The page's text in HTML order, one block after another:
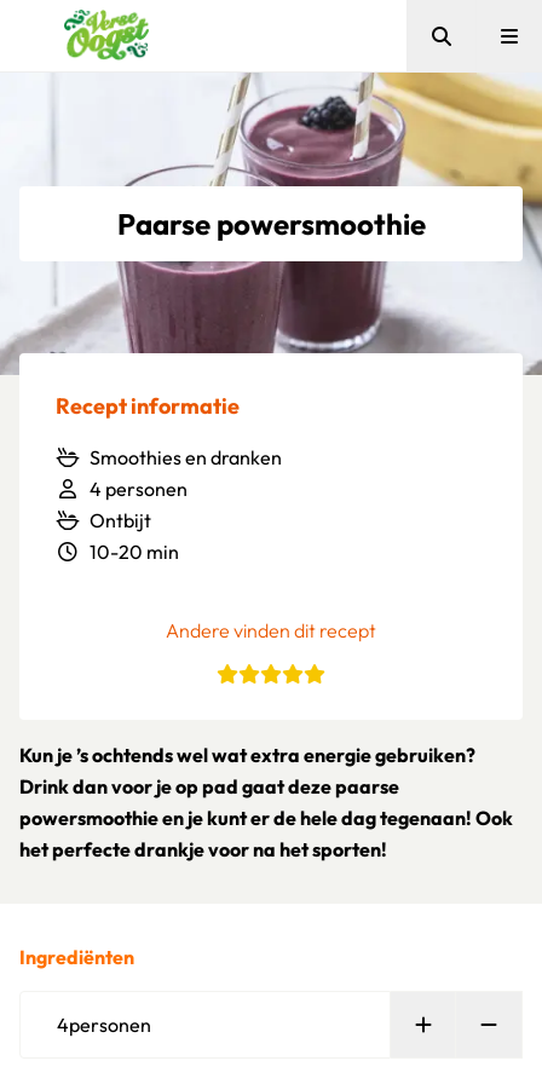
Verse Oogst
Zoeken
Paarse powersmoothie
Recept informatie
Smoothies en dranken
4 personen
Ontbijt
10-20 min
Andere vinden dit recept
Kun je ’s ochtends wel wat extra energie gebruiken?
Drink dan voor je op pad gaat deze paarse
powersmoothie en je kunt er de hele dag tegenaan! Ook
het perfecte drankje voor na het sporten!
Ingrediënten
4personen Persoon